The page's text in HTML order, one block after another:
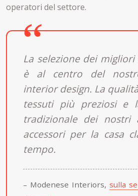
operatori del settore.
La selezione dei
è al centro del
interior design. La
tessuti più preziosi e
tradizionale dei nostri
accessori per la casa
tempo.
– Modenese Interiors, sulla